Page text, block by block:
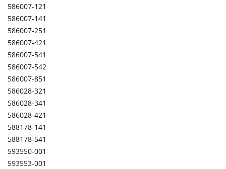
586007-121
586007-141
586007-251
586007-421
586007-541
586007-542
586007-851
586028-321
586028-341
586028-421
588178-141
588178-541
593550-001
593553-001